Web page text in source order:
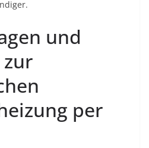
und
per